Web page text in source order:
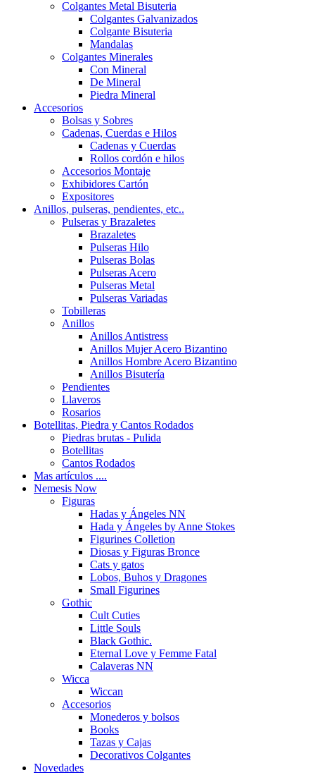
Colgantes Metal Bisuteria
Colgantes Galvanizados
Colgante Bisuteria
Mandalas
Colgantes Minerales
Con Mineral
De Mineral
Piedra Mineral
Accesorios
Bolsas y Sobres
Cadenas, Cuerdas e Hilos
Cadenas y Cuerdas
Rollos cordón e hilos
Accesorios Montaje
Exhibidores Cartón
Expositores
Anillos, pulseras, pendientes, etc..
Pulseras y Brazaletes
Brazaletes
Pulseras Hilo
Pulseras Bolas
Pulseras Acero
Pulseras Metal
Pulseras Variadas
Tobilleras
Anillos
Anillos Antistress
Anillos Mujer Acero Bizantino
Anillos Hombre Acero Bizantino
Anillos Bisutería
Pendientes
Llaveros
Rosarios
Botellitas, Piedra y Cantos Rodados
Piedras brutas - Pulida
Botellitas
Cantos Rodados
Mas artículos ....
Nemesis Now
Figuras
Hadas y Ángeles NN
Hada y Ángeles by Anne Stokes
Figurines Colletion
Diosas y Figuras Bronce
Cats y gatos
Lobos, Buhos y Dragones
Small Figurines
Gothic
Cult Cuties
Little Souls
Black Gothic.
Eternal Love y Femme Fatal
Calaveras NN
Wicca
Wiccan
Accesorios
Monederos y bolsos
Books
Tazas y Cajas
Decorativos Colgantes
Novedades